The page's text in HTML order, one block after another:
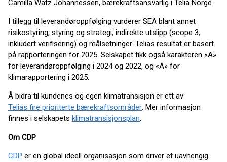
Camilla Watz Johannessen, bærekraftsansvarlig i Telia Norge.
I tillegg til leverandøroppfølging vurderer SEA blant annet
risikostyring, styring og strategi, indirekte utslipp (scope 3,
inkludert verifisering) og målsetninger. Telias resultat er basert
på rapporteringen for 2025. Selskapet fikk også karakteren «A»
for leverandøroppfølging i 2024 og 2022, og «A» for
klimarapportering i 2025.
Å bidra til kundenes og egen klimatransisjon er ett av
Telias fire prioriterte bærekraftsområder. Mer informasjon
finnes i selskapets klimatransisjonsplan.
Om CDP
CDP er en global ideell organisasjon som driver et uavhengig